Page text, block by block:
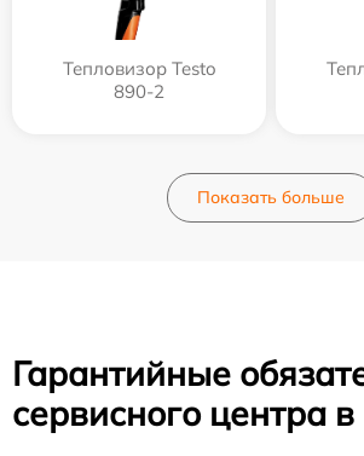
Тепловизор Testo
890-2
Показать больше
Гарантийные
сервисного центра